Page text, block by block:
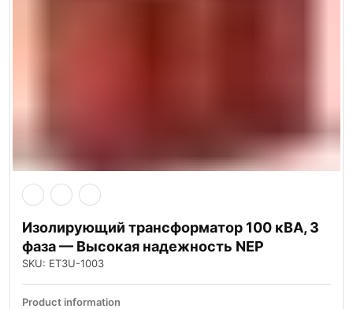
Изолирующий трансформатор 100 кВА, 3
фаза — Высокая надежность NEP
SKU: ET3U-1003
Product information